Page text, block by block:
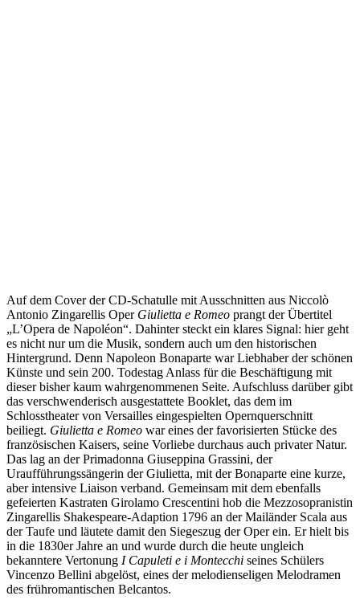
Auf dem Cover der CD-Schatulle mit Ausschnitten aus Niccolò
Antonio Zingarellis Oper Giulietta e Romeo prangt der Übertitel
„L’Opera de Napoléon“. Dahinter steckt ein klares Signal: hier geht
es nicht nur um die Musik, sondern auch um den historischen
Hintergrund. Denn Napoleon Bonaparte war Liebhaber der schönen
Künste und sein 200. Todestag Anlass für die Beschäftigung mit
dieser bisher kaum wahrgenommenen Seite. Aufschluss darüber gibt
das verschwenderisch ausgestattete Booklet, das dem im
Schlosstheater von Versailles eingespielten Opernquerschnitt
beiliegt. Giulietta e Romeo war eines der favorisierten Stücke des
französischen Kaisers, seine Vorliebe durchaus auch privater Natur.
Das lag an der Primadonna Giuseppina Grassini, der
Uraufführungssängerin der Giulietta, mit der Bonaparte eine kurze,
aber intensive Liaison verband. Gemeinsam mit dem ebenfalls
gefeierten Kastraten Girolamo Crescentini hob die Mezzosopranistin
Zingarellis Shakespeare-Adaption 1796 an der Mailänder Scala aus
der Taufe und läutete damit den Siegeszug der Oper ein. Er hielt bis
in die 1830er Jahre an und wurde durch die heute ungleich
bekanntere Vertonung I Capuleti e i Montecchi seines Schülers
Vincenzo Bellini abgelöst, eines der melodienseligen Melodramen
des frühromantischen Belcantos.